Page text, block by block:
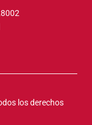
los derechos